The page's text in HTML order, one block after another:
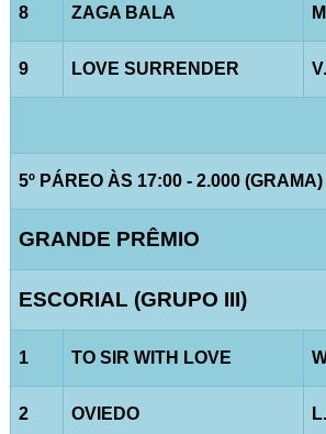
8 ZAGA BALA
9 LOVE SURRENDER
5º PÁREO ÀS 17:00 - 2.000 (GRAMA)
GRANDE PRÊMIO
ESCORIAL (GRUPO III)
1 TO SIR WITH LOVE
2 OVIEDO